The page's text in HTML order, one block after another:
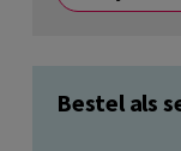
Bestel als